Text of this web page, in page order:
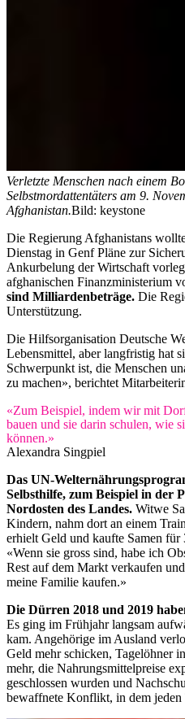
Verletzte Menschen nach einem
Selbstmordattentäters am 9.
Afghanistan.Bild: keystone
Die Regierung Afghanistans
Dienstag in Genf Pläne zur
Ankurbelung der Wirtschaft
afghanischen Finanzministerium
sind Milliardenbeträge. Die
Unterstützung.
Die Hilfsorganisation Deutsche
Lebensmittel, aber langfristig hat
Schwerpunkt ist, die Menschen
zu machen», berichtet
«Zum Beispiel, indem wir mit
bauen und sie darin schulen, wie
können.»
Alexandra Singpiel
Das UN-
Selbsthilfe, zum Beispiel in der
Nordosten des Landes. Witwe
Kindern, nahm dort an einem
erhielt Geld und kaufte Samen
«Wenn sie gross sind, habe ich
Rest auf dem Markt verkaufen
meine Familie kaufen.»
Die Dürren 2018 und 2019
Es ging im Frühjahr langsam
kam. Angehörige im Ausland
Geld mehr schicken, Tagelöhner
mehr, die Nahrungsmittelpreise
geschlossen wurden und
bewaffnete Konflikt, in dem jeden